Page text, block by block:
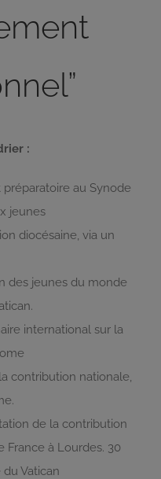
:
au Synode
jeunes
diocésaine, via un
des jeunes du monde
international sur la
contribution nationale,
de la contribution
France à Lourdes. 30
Vatican